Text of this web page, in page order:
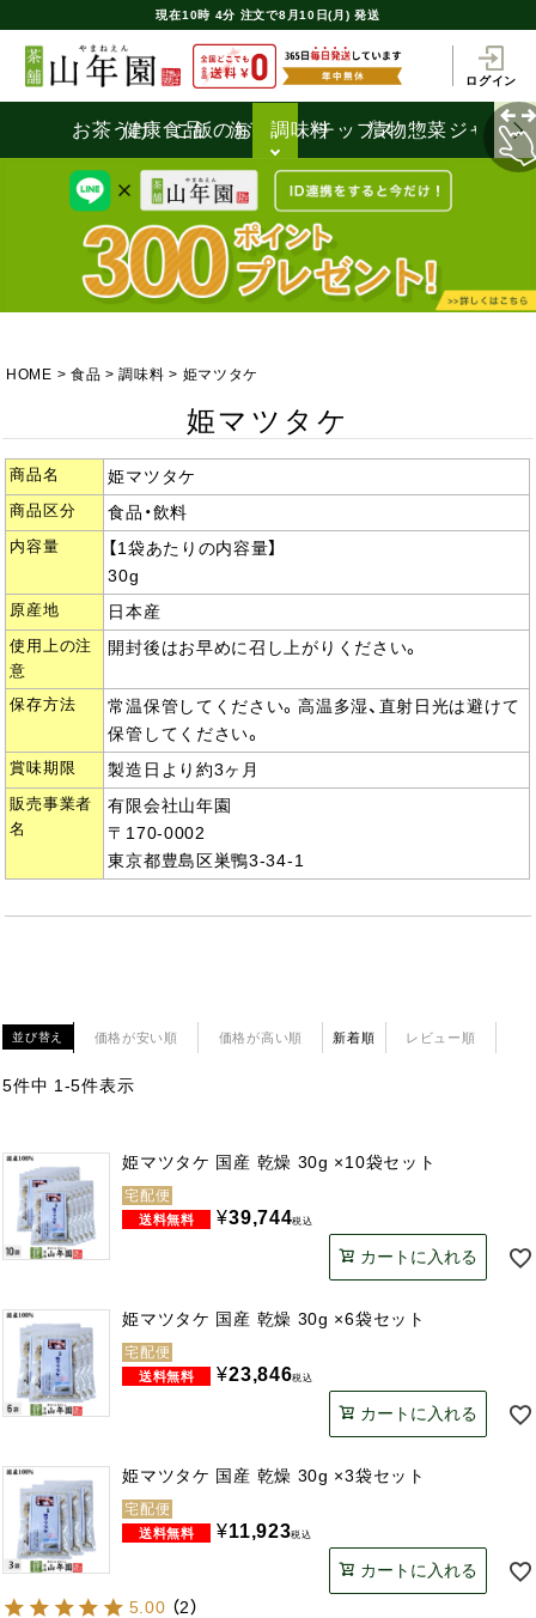
現在10時 4分 注文で8月10日(月) 発送
ログイン
お茶うけ健康食品ご飯のお供
海苔 調味料チップス
漬物惣菜 ジャム
HOME 食品 調味料 姫マツタケ
姫マツタケ
商品名 姫マツタケ
商品区分 食品・飲料
内容量
【1袋あたりの内容量】
30g
原産地 日本産
使用上の注
意
開封後はお早めに召し上がりください。
保存方法
常温保管してください。高温多湿、直射日光は避けて
保管してください。
賞味期限 製造日より約3ヶ月
販売事業者
名
有限会社山年園
〒170-0002
東京都豊島区巣鴨3-34-1
並び替え 価格が安い順 価格が高い順 新着順 レビュー順
5件中 1 -5件表示
姫マツタケ 国産 乾燥 30g ×10袋セット
宅配便
¥39,744税込
カートに入れる
姫マツタケ 国産 乾燥 30g ×6袋セット
宅配便
¥23,846税込
カートに入れる
姫マツタケ 国産 乾燥 30g ×3袋セット
宅配便
¥11,923税込
カートに入れる
5.00 （2）